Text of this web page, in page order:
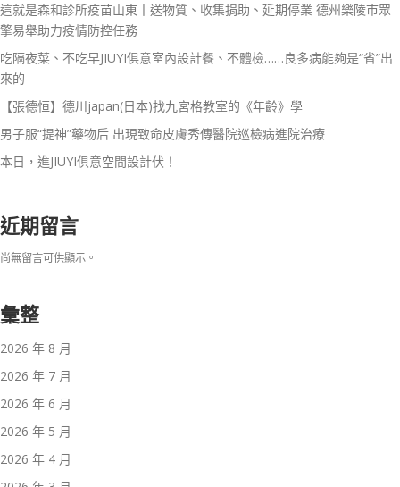
這就是森和診所疫苗山東丨送物質、收集捐助、延期停業 德州樂陵市眾
擎易舉助力疫情防控任務
吃隔夜菜、不吃早JIUYI俱意室內設計餐、不體檢……良多病能夠是“省”出
來的
【張德恒】德川japan(日本)找九宮格教室的《年齡》學
男子服“提神”藥物后 出現致命皮膚秀傳醫院巡檢病進院治療
本日，進JIUYI俱意空間設計伏！
近期留言
尚無留言可供顯示。
彙整
2026 年 8 月
2026 年 7 月
2026 年 6 月
2026 年 5 月
2026 年 4 月